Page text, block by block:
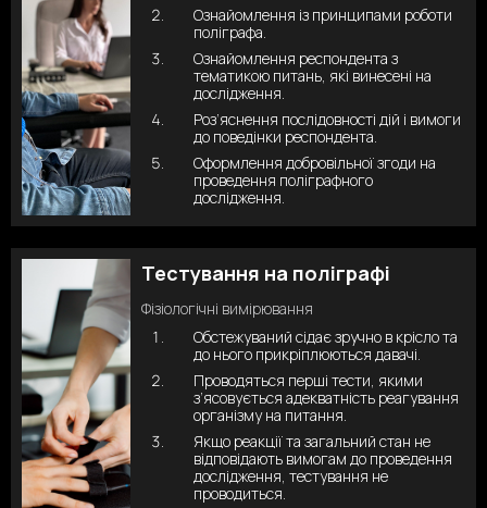
Ознайомлення із принципами роботи
поліграфа.
Ознайомлення респондента з
тематикою питань, які винесені на
дослідження.
Роз’яснення послідовності дій і вимоги
до поведінки респондента.
Оформлення добровільної згоди на
проведення поліграфного
дослідження.
Тестування на поліграфі
Фізіологічні вимірювання
Обстежуваний сідає зручно в крісло та
до нього прикріплюються давачі.
Проводяться перші тести, якими
з’ясовується адекватність реагування
організму на питання.
Якщо реакції та загальний стан не
відповідають вимогам до проведення
дослідження, тестування не
проводиться.